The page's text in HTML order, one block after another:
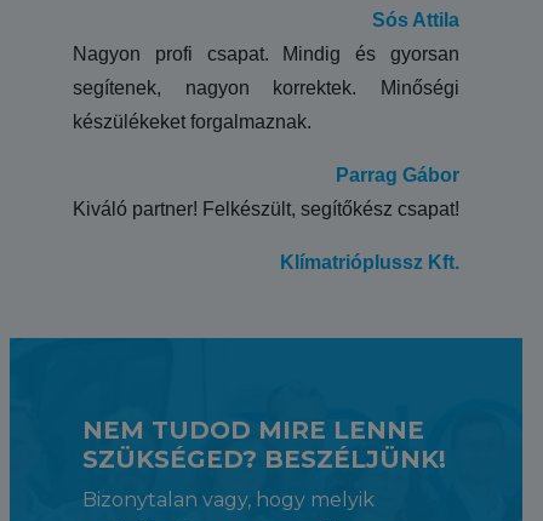
Sós Attila
Nagyon profi csapat. Mindig és gyorsan
segítenek, nagyon korrektek. Minőségi
készülékeket forgalmaznak.
Parrag Gábor
Kiváló partner! Felkészült, segítőkész csapat!
Klímatrióplussz Kft.
NEM TUDOD MIRE LENNE
SZÜKSÉGED? BESZÉLJÜNK!
Bizonytalan vagy, hogy melyik